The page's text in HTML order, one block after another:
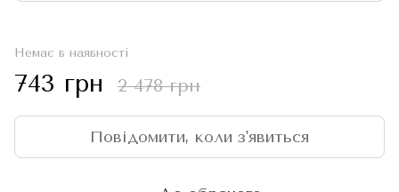
Немає в наявності
743 грн 2 478 грн
Повідомити, коли з'явиться